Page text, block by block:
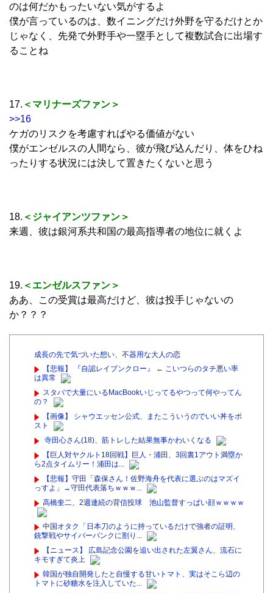
のは何だかもったいない気がするよ
僕が言っているのは、数イニングだけ外野を守るだけとか
じゃなく、先発で外野手や一塁手として複数試合に出場す
ることね
17. ＜マリナーズファン＞
>>16
ケガのリスクを考慮すればやる価値がない
僕がエンゼルスの人間なら、彼が飛び込んだり、体をひね
ったりする状況には決して置きたくないと思う
18. ＜ジャイアンツファン＞
来週、彼は銀河系共和国の最高指導者の地位に就くよ
19. ＜エンゼルスファン＞
ああ、この受賞は最高だけど、彼は投手じゃないの
か？？？
成長の先で気づいた想い、不器用な大人の恋
【悲報】 『自認レイブンクロー』 ← こいつらのタチ悪い率
は異常
スタバで大量にいるMacBookいじってるやつって何やってん
の？
【画像】 シャウエッセン公式、またこういうのでいい丼をポ
スト
寺田心さん(18)、筋トレした結果無事かわいくなる
【巨人対ヤクルト18回戦】巨人・浦田、3回裏1アウト満塁か
ら2点タイムリー！浦田は...
【悲報】守田「森保さん！佐野海舟を代表に選ぶのはマズイ
っすよ」→守田代表落ちｗｗｗ...
高橋奎二、2週連続の背信投球 池山監督すっぱい顔ｗｗｗｗ
中国オタク「日本刀のように持っているだけで強者の証明、
銃撃戦やサイバーパンクに割り...
【ニュース】 広島記念公園を追い出された左翼さん、流石に
キモすぎて炎上
韓国が独自開発したと自慢する甘いトマト、実はそこら辺の
トマトに砂糖水を注入していた...